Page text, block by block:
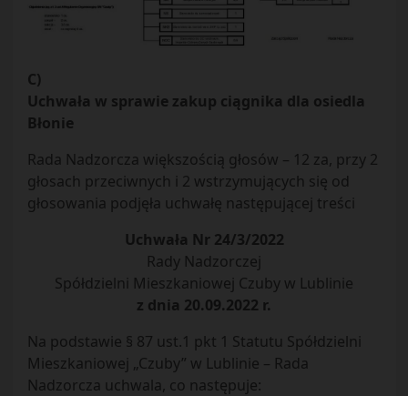
C)
Uchwała w sprawie zakup ciągnika dla osiedla
Błonie
Rada Nadzorcza większością głosów – 12 za, przy 2
głosach przeciwnych i 2 wstrzymujących się od
głosowania podjęła uchwałę następującej treści
Uchwała Nr 24/3/2022
Rady Nadzorczej
Spółdzielni Mieszkaniowej Czuby w Lublinie
z dnia 20.09.2022 r.
Na podstawie § 87 ust.1 pkt 1 Statutu Spółdzielni
Mieszkaniowej „Czuby” w Lublinie – Rada
Nadzorcza uchwala, co następuje: